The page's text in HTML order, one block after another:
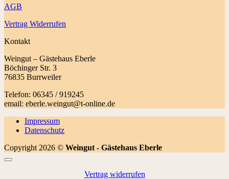
AGB
Vertrag Widerrufen
Kontakt
Weingut – Gästehaus Eberle
Böchinger Str. 3
76835 Burrweiler
Telefon: 06345 / 919245
email: eberle.weingut@t-online.de
Impressum
Datenschutz
Copyright 2026 © Weingut - Gästehaus Eberle
Vertrag widerrufen